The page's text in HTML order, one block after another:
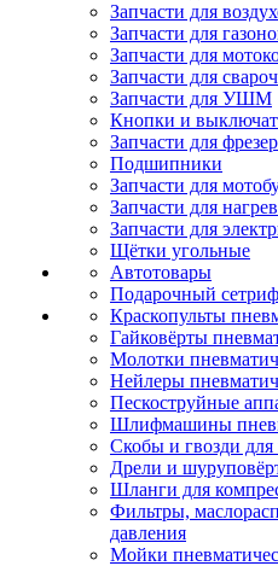
Запчасти для
Запчасти для
Запчасти для
Запчасти для
Запчасти для УШМ
Кнопки и
Запчасти для
Подшипники
Запчасти для
Запчасти для
Запчасти для
Щётки угольные
Автотовары
Подарочный
Краскопульты
Гайковёрты
Молотки
Нейлеры
Пескоструйные
Шлифмашины
Скобы и гвозди для
Дрели и
Шланги для
Фильтры,
давления
Мойки